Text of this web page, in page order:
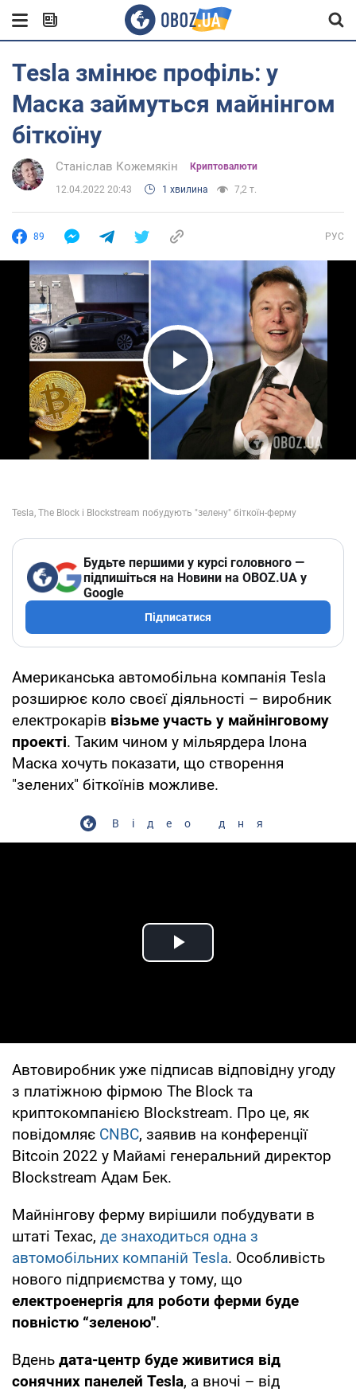
Tesla змінює профіль: у
Маска займуться майнінгом
біткоїну
Станіслав Кожемякін Криптовалюти
12.04.2022 20:43 1 хвилина 7,2 т.
89 РУС
Play Video
Будьте першими у курсі головного —
підпишіться на Новини на OBOZ.UA у
Google
Підписатися
Американська автомобільна компанія Tesla
розширює коло своєї діяльності – виробник
електрокарів візьме участь у майнінговому
проекті. Таким чином у мільярдера Ілона
Маска хочуть показати, що створення
"зелених" біткоїнів можливе.
Відео дня
Play Video
Автовиробник уже підписав відповідну угоду
з платіжною фірмою The Block та
криптокомпанією Blockstream. Про це, як
повідомляє CNBC, заявив на конференції
Bitcoin 2022 у Майамі генеральний директор
Blockstream Адам Бек.
Майнінгову ферму вирішили побудувати в
штаті Техас, де знаходиться одна з
автомобільних компаній Tesla. Особливість
нового підприємства у тому, що
електроенергія для роботи ферми буде
повністю “зеленою".
Вдень дата-центр буде живитися від
сонячних панелей Tesla, а вночі – від